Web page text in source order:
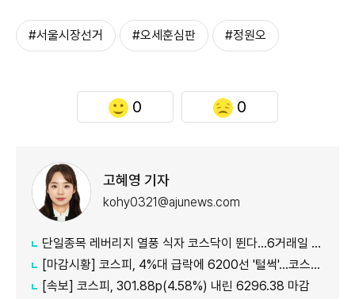
#서울시장선거 #오세훈심판 #정원오
0 0
고혜영 기자
kohy0321@ajunews.com
단일종목 레버리지 열풍 식자 코스닥이 뛴다…6거래일 새 24% 반등
[마감시황] 코스피, 4%대 급락에 6200선 '털썩'…코스닥 5거래일 째 ↑
[속보] 코스피, 301.88p(4.58%) 내린 6296.38 마감